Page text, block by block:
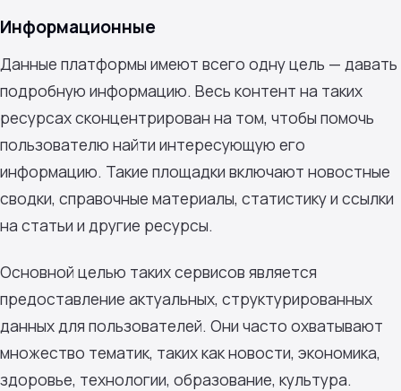
Информационные
Данные платформы имеют всего одну цель — давать
подробную информацию. Весь контент на таких
ресурсах сконцентрирован на том, чтобы помочь
пользователю найти интересующую его
информацию. Такие площадки включают новостные
сводки, справочные материалы, статистику и ссылки
на статьи и другие ресурсы.
Основной целью таких сервисов является
предоставление актуальных, структурированных
данных для пользователей. Они часто охватывают
множество тематик, таких как новости, экономика,
здоровье, технологии, образование, культура.